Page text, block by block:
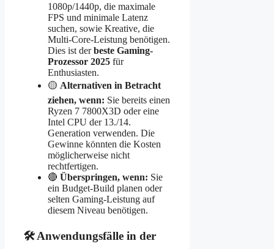
1080p/1440p, die maximale
FPS und minimale Latenz
suchen, sowie Kreative, die
Multi-Core-Leistung benötigen.
Dies ist derbeste Gaming-
Prozessor 2025 für
Enthusiasten.
🟡 Alternativen in Betracht
ziehen, wenn: Sie bereits einen
Ryzen 7 7800X3D oder eine
Intel CPU der 13./14.
Generation verwenden. Die
Gewinne könnten die Kosten
möglicherweise nicht
rechtfertigen.
🔴 Überspringen, wenn: Sie
ein Budget-Build planen oder
selten Gaming-Leistung auf
diesem Niveau benötigen.
🛠 Anwendungsfälle in der